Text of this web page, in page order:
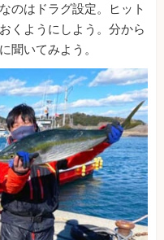
のはドラグ設定。ヒット
くようにしよう。分から
聞いてみよう。